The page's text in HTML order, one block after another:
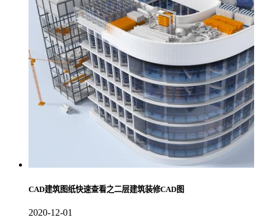
CAD建筑图纸快速查看之二层建筑装修CAD图
2020-12-01